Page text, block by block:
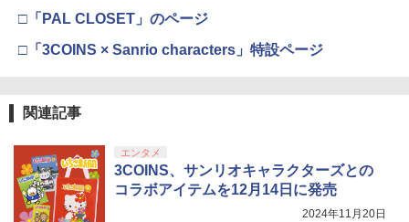
□「PAL CLOSET」のページ
□「3COINS × Sanrio characters」特設ページ
関連記事
エンタメ
3COINS、サンリオキャラクターズとの
コラボアイテムを12月14日に発売
2024年11月20日